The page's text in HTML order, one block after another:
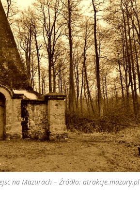
na Mazurach – Źródło: atrakcje.mazury.pl